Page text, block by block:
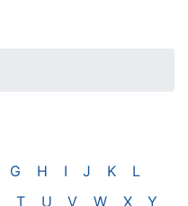
de las visitas.
G H I J K
L
T U V W X
Y